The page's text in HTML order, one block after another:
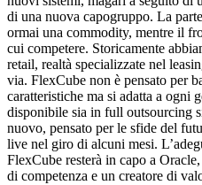
di una nuova capogruppo. La
ormai una commodity, mentre il
cui competere. Storicamente
retail, realtà specializzate nel
via. FlexCube non è pensato per
caratteristiche ma si adatta a ogni
disponibile sia in full outsourcing
nuovo, pensato per le sfide del
live nel giro di alcuni mesi.
FlexCube resterà in capo a
di competenza e un creatore di